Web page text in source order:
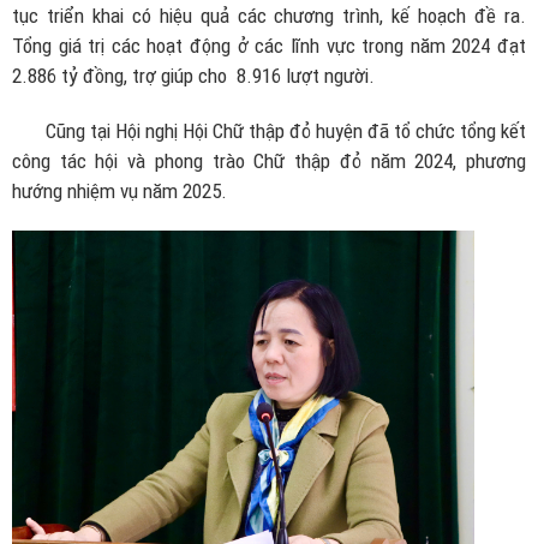
tục triển khai có hiệu quả các chương trình, kế hoạch đề ra.
Tổng giá trị các hoạt động ở các lĩnh vực trong năm 2024 đạt
2.886 tỷ đồng, trợ giúp cho 8.916 lượt người.
Cũng tại Hội nghị Hội Chữ thập đỏ huyện đã tổ chức tổng kết
công tác hội và phong trào Chữ thập đỏ năm 2024, phương
hướng nhiệm vụ năm 2025.